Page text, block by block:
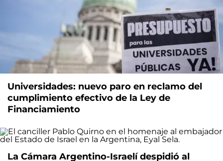
Universidades: nuevo paro en reclamo del
cumplimiento efectivo de la Ley de
Financiamiento
La Cámara Argentino-Israelí despidió al